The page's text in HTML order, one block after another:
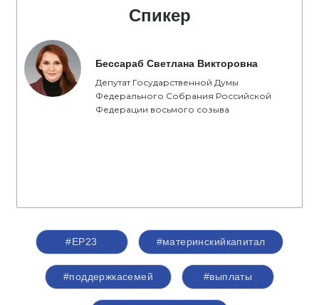
Спикер
Бессараб Светлана Викторовна
Депутат Государственной Думы
Федерального Собрания Российской
Федерации восьмого созыва
#ЕР23 #материнскийкапитал
#поддержкасемей #выплаты